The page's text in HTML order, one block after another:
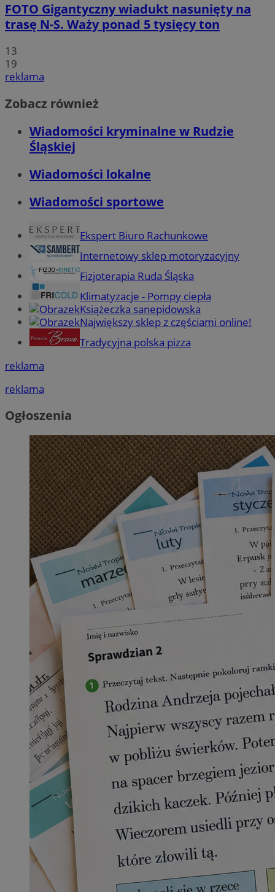
FOTO Gigantyczny wiadukt nasunięty na
trasę N-S. Waży ponad 5 tysięcy ton
13
19
reklama
Zobacz również
Wiadomości kryminalne w Rudzie
Śląskiej
Wiadomości lokalne
Wiadomości sportowe
Ekspert Biuro Rachunkowe
Internetowy sklep motoryzacyjny
Fizjoterapia Ruda Śląska
Klimatyzacje - Pompy ciepła
Książeczka sanepidowska
Największy sklep z częściami online!
Tradycyjna polska pizza
reklama
reklama
Ogłoszenia